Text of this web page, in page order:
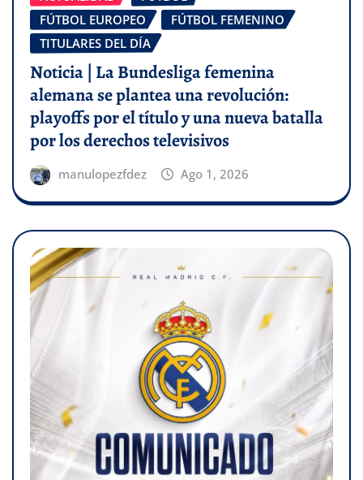
FÚTBOL EUROPEO
FÚTBOL FEMENINO
TITULARES DEL DÍA
Noticia | La Bundesliga femenina
alemana se plantea una revolución:
playoffs por el título y una nueva batalla
por los derechos televisivos
manulopezfdez Ago 1, 2026